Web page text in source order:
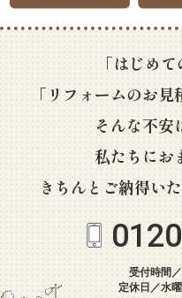
「はじめ
「リフォームのお
そんな不安
私たちにお
きちんとご納得い
受付時間
定休日／水